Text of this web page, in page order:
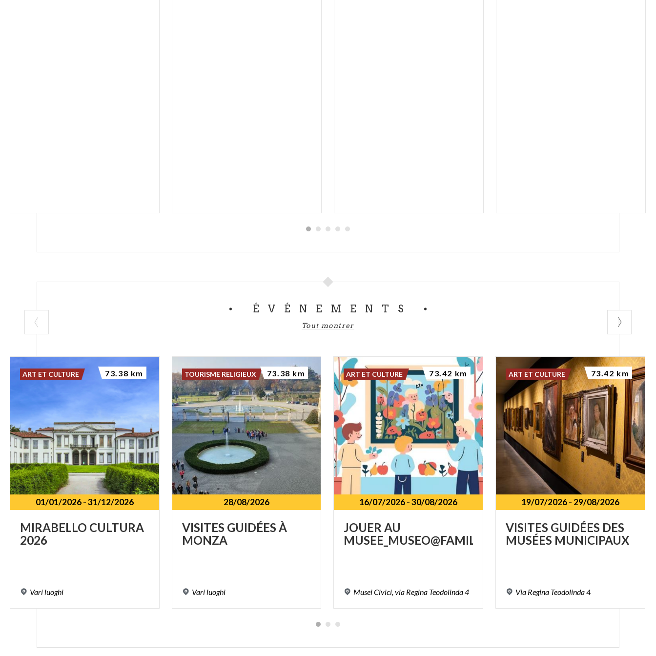
ÉVÉNEMENTS
Tout montrer
01/01/2026-31/12/2026
MIRABELLO CULTURA
2026
Variluoghi
ART ET CULTURE 73.38 km
28/08/2026
VISITES GUIDÉES À
MONZA
Variluoghi
TOURISME RELIGIEUX 73.38 km
16/07/2026-30/08/2026
JOUER AU
MUSEE_MUSEO@FAMILY
MuseiCivici,via Regina Teodolinda4
ART ET CULTURE 73.42 km
19/07/2026- 29/08/2026
VISITES GUIDÉES DES
MUSÉES MUNICIPAUX
Via Regina Teodolinda4
ART ET CULTURE 73.42 km